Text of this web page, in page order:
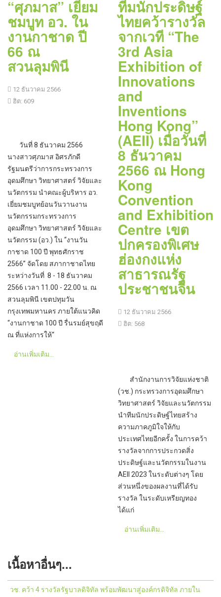
“ศุภมาส” เยี่ยม
ชมบูท อว. ใน
งานกาชาด ปี
66 ณ
สวนลุมพินี
12 ธันวาคม 2566
ฮิต: 609
วันที่ 8 ธันวาคม 2566
นางสาวศุภมาส อิศรภักดี
รัฐมนตรีว่าการกระทรวงการ
อุดมศึกษา วิทยาศาสตร์ วิจัยและ
นวัตกรรม นำคณะผู้บริหาร อว.
เยี่ยมชมบูทย้อนวันวานงาน
นวัตกรรมกระทรวงการ
อุดมศึกษา วิทยาศาสตร์ วิจัยและ
นวัตกรรม (อว.) ใน “งานวัน
กาชาด 100 ปี พุทธศักราช
2566” จัดโดย สภากาชาดไทย
ระหว่างวันที่ 8 - 18 ธันวาคม
2566 เวลา 11.00 - 22.00 น. ณ
สวนลุมพินี เขตปทุมวัน
กรุงเทพมหานคร ภายใต้แนวคิด
“งานกาชาด 100 ปี รื่นรมย์สุขฤดี
ณ ที่แห่งการให้“
อ่านเพิ่มเติม...
ทีมนักประดิษฐ์
ไทยคว้ารางวัล
จากเวที “The
3rd Asia
Exhibition of
Innovations
and
Inventions
Hong Kong”
(AEII) เมื่อวันที่
8 ธันวาคม
2566 ณ Hong
Kong
Convention
and Exhibition
Centre เขต
ปกครองพิเศษ
ฮ่องกงแห่ง
สาธารณรัฐ
ประชาชนจีน
12 ธันวาคม 2566
ฮิต: 568
สำนักงานการวิจัยแห่งชาติ
(วช.) กระทรวงการอุดมศึกษา
วิทยาศาสตร์ วิจัยและนวัตกรรม
นำทีมนักประดิษฐ์ไทยสร้าง
ความภาคภูมิใจให้กับ
ประเทศไทยอีกครั้ง ในการคว้า
รางวัลจากการประกวดสิ่ง
ประดิษฐ์และนวัตกรรมในงาน
AEII 2023 ในระดับต่างๆ โดย
ส่วนหนึ่งของผลงานที่ได้รับ
รางวัล ในระดับเหรียญทอง
ได้แก่
อ่านเพิ่มเติม...
เนื้อหาอื่นๆ...
วช. คว้า 4 รางวัลรัฐบาลดิจิทัล พร้อมพัฒนาสู่องค์กรดิจิทัล ภายใน